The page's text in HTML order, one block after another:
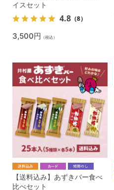
イスセット
4.8 （8）
3,500円 （税込）
【送料込み】あずきバー食べ
比べセット